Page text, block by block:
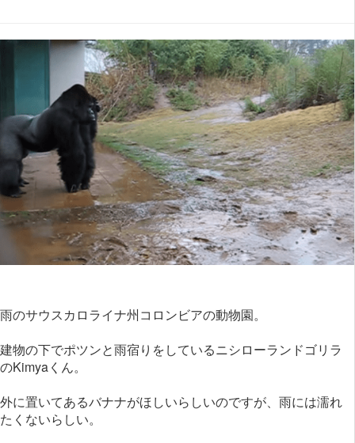
雨のサウスカロライナ州コロンビアの動物園。
建物の下でポツンと雨宿りをしているニシローランドゴリラ
のKimyaくん。
外に置いてあるバナナがほしいらしいのですが、雨には濡れ
たくないらしい。